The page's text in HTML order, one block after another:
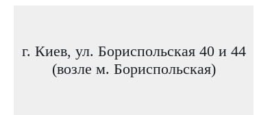
г. Киев, ул. Бориспольская 40 и 44
(возле м. Бориспольская)